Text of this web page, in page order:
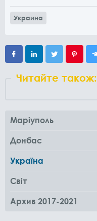
Украина
Читайте також:
Маріуполь
Донбас
Україна
Світ
Архив 2017-2021